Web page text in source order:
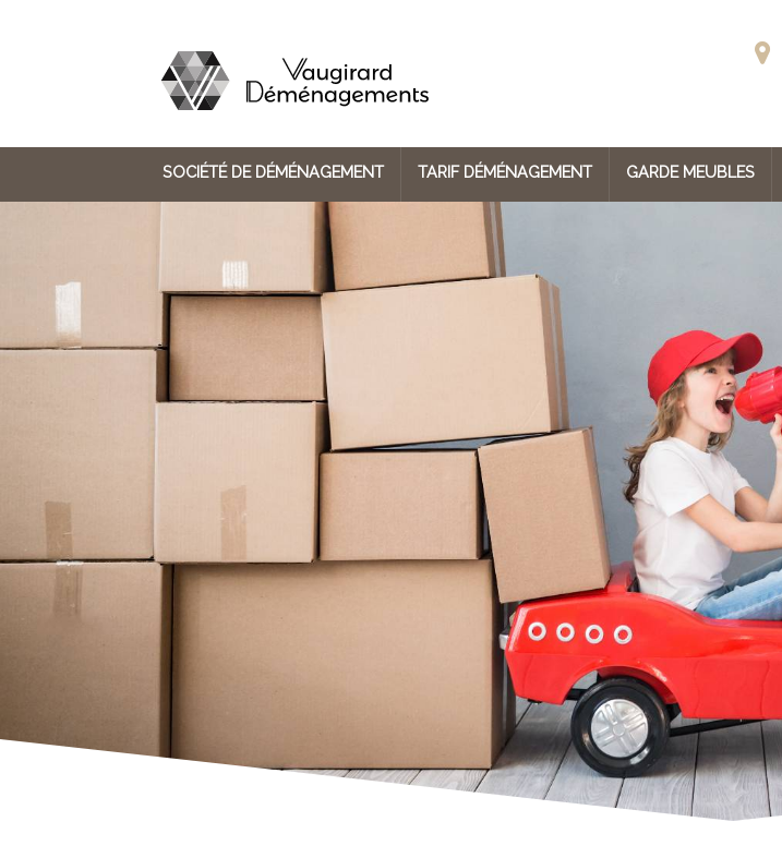
SOCIÉTÉ DE DÉMÉNAGEMENT TARIF DÉMÉNAGEMENT GARDE MEUBLES